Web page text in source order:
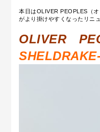
本日はOLIVER PEOPLES（
がより掛けやすくなったリニ
OLIVER